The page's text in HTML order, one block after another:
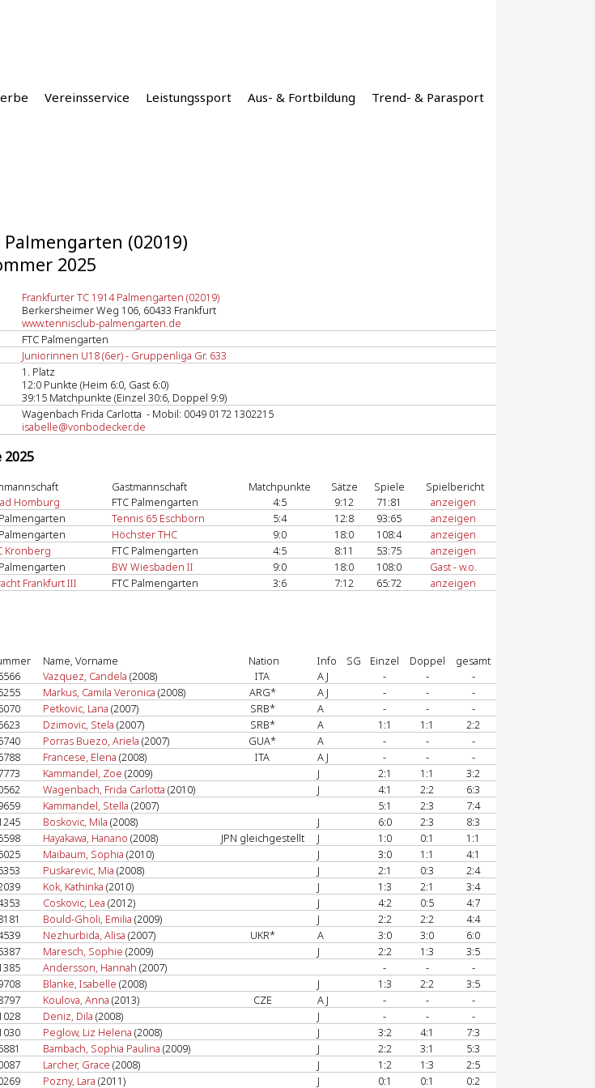
Vereinsservice Leistungssport Aus- & Fortbildung Trend- & Parasport
(02019)
2025
Frankfurter TC 1914 Palmengarten (02019)
Berkersheimer Weg 106, 60433 Frankfurt
www.tennisclub-palmengarten.de
FTC Palmengarten
Juniorinnen U18 (6er) - Gruppenliga Gr. 633
1. Platz
12:0 Punkte (Heim 6:0, Gast 6:0)
39:15 Matchpunkte (Einzel 30:6, Doppel 9:9)
Wagenbach Frida Carlotta - Mobil: 0049 0172 1302215
isabelle@vonbodecker.de
Gastmannschaft Matchpunkte Sätze Spiele
Spielbericht
Homburg FTC Palmengarten 4:5 9:12 71:81
anzeigen
Tennis 65 Eschborn 5:4 12:8 93:65
anzeigen
Höchster THC 9:0 18:0 108:4
anzeigen
Kronberg FTC Palmengarten 4:5 8:11 53:75
anzeigen
BW Wiesbaden II 9:0 18:0 108:0
Gast - w.o.
Frankfurt III FTC Palmengarten 3:6 7:12 65:72 anzeigen
Name, Vorname Nation Info SG Einzel Doppel
gesamt
Vazquez, Candela (2008) ITA A J - -
-
Markus, Camila Veronica (2008) ARG* A J - -
-
Petkovic, Lana (2007) SRB* A - -
-
Dzimovic, Stela (2007) SRB* A 1:1 1:1
2:2
Porras Buezo, Ariela (2007) GUA* A - -
-
Francese, Elena (2008) ITA A J - -
-
Kammandel, Zoe (2009) J 2:1 1:1
3:2
Wagenbach, Frida Carlotta (2010) J 4:1 2:2
6:3
Kammandel, Stella (2007) 5:1 2:3
7:4
Boskovic, Mila (2008) J 6:0 2:3
8:3
Hayakawa, Hanano (2008) JPN gleichgestellt J 1:0 0:1
1:1
Maibaum, Sophia (2010) J 3:0 1:1
4:1
Puskarevic, Mia (2008) J 2:1 0:3
2:4
Kok, Kathinka (2010) J 1:3 2:1
3:4
Coskovic, Lea (2012) J 4:2 0:5
4:7
Bould-Gholi, Emilia (2009) J 2:2 2:2
4:4
Nezhurbida, Alisa (2007) UKR* A 3:0 3:0
6:0
Maresch, Sophie (2009) J 2:2 1:3
3:5
Andersson, Hannah (2007) - -
-
Blanke, Isabelle (2008) J 1:3 2:2
3:5
Koulova, Anna (2013) CZE A J - -
-
Deniz, Dila (2008) J - -
-
Peglow, Liz Helena (2008) J 3:2 4:1
7:3
Bambach, Sophia Paulina (2009) J 2:2 3:1
5:3
Larcher, Grace (2008) J 1:2 1:3
2:5
Pozny, Lara (2011) J 0:1 0:1 0:2